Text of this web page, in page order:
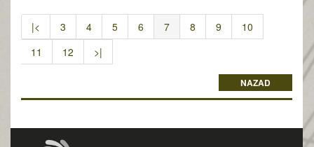
|< 3 4 5 6 7 8 9
10
11
12 >|
NAZAD